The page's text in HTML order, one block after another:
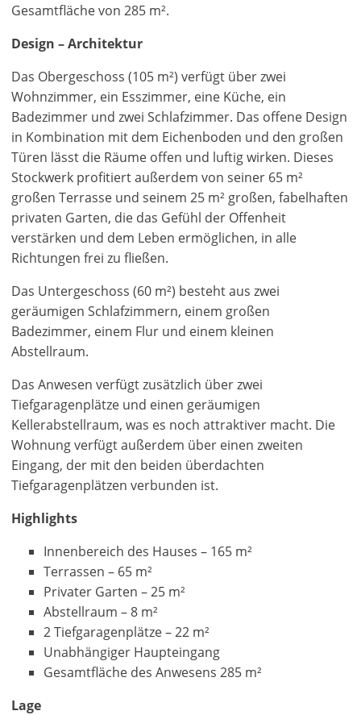
Gesamtfläche von 285 m².
Design – Architektur
Das Obergeschoss (105 m²) verfügt über zwei
Wohnzimmer, ein Esszimmer, eine Küche, ein
Badezimmer und zwei Schlafzimmer. Das offene Design
in Kombination mit dem Eichenboden und den großen
Türen lässt die Räume offen und luftig wirken. Dieses
Stockwerk profitiert außerdem von seiner 65 m²
großen Terrasse und seinem 25 m² großen, fabelhaften
privaten Garten, die das Gefühl der Offenheit
verstärken und dem Leben ermöglichen, in alle
Richtungen frei zu fließen.
Das Untergeschoss (60 m²) besteht aus zwei
geräumigen Schlafzimmern, einem großen
Badezimmer, einem Flur und einem kleinen
Abstellraum.
Das Anwesen verfügt zusätzlich über zwei
Tiefgaragenplätze und einen geräumigen
Kellerabstellraum, was es noch attraktiver macht. Die
Wohnung verfügt außerdem über einen zweiten
Eingang, der mit den beiden überdachten
Tiefgaragenplätzen verbunden ist.
Highlights
Innenbereich des Hauses – 165 m²
Terrassen – 65 m²
Privater Garten – 25 m²
Abstellraum – 8 m²
2 Tiefgaragenplätze – 22 m²
Unabhängiger Haupteingang
Gesamtfläche des Anwesens 285 m²
Lage